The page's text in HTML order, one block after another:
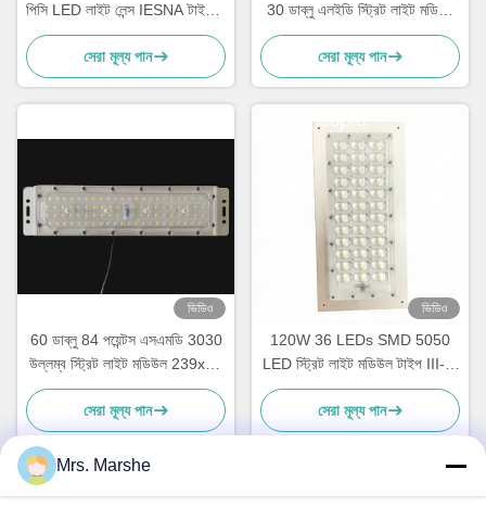
পিসি LED লাইট লেন্স IESNA টাইপ II
রাস্তা আলো জন্য
সেরা মূল্য পান
30 ডাব্লু এলইডি স্ট্রিট লাইট মডিউল
হিটিং সিঙ্ক সহ
সেরা মূল্য পান
ভিডিও
60 ডাব্লু 84 পয়েন্টস এসএমডি 3030
উল্লম্ব স্ট্রিট লাইট মডিউল 239x45
মিমি
সেরা মূল্য পান
ভিডিও
120W 36 LEDs SMD 5050
LED স্ট্রিট লাইট মডিউল টাইপ III-M
বিম অ্যাঙ্গেল লেন্স এবং PCB বোর্ড সহ
সেরা মূল্য পান
Mrs. Marshe